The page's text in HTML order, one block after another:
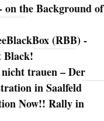
the Background of
(RBB) -
Black!
trauen – Der
in Saalfeld
Now!! Rally in